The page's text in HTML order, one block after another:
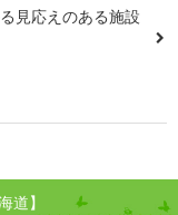
見応えのある施設
道】